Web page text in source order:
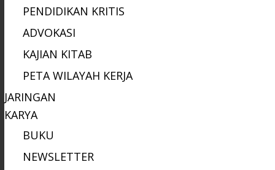
PENDIDIKAN KRITIS
ADVOKASI
KAJIAN KITAB
PETA WILAYAH KERJA
JARINGAN
KARYA
BUKU
NEWSLETTER